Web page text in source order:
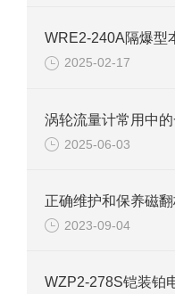
2025-02-17
2025-06-03
2023-09-04